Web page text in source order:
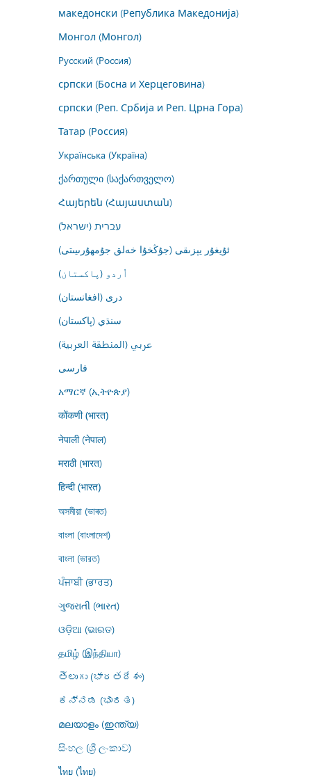
македонски (Република Македонија)
Монгол (Монгол)
Русский (Россия)
српски (Босна и Херцеговина)
српски (Реп. Србија и Реп. Црна Гора)
Татар (Россия)
Українська (Україна)
ქართული (საქართველო)
Հայերեն (Հայաստան)
עברית (ישראל)
ئۇيغۇر يېزىقى (جۇڭخۇا خەلق جۇمھۇرىيىتى)
اُردو (پاکستان)
درى (افغانستان)
سنڌي (پاکستان)
عربي (المنطقة العربية)
فارسى
አማርኛ (ኢትዮጵያ)
कोंकणी (भारत)
नेपाली (नेपाल)
मराठी (भारत)
हिन्दी (भारत)
অসমীয়া (ভাৰত)
বাংলা (বাংলাদেশ)
বাংলা (ভারত)
ਪੰਜਾਬੀ (ਭਾਰਤ)
ગુજરાતી (ભારત)
ଓଡ଼ିଆ (ଭାରତ)
தமிழ் (இந்தியா)
తెలుగు (భారతదేశం)
ಕನ್ನಡ (ಭಾರತ)
മലയാളം (ഇന്ത്യ)
සිංහල (ශ්‍රී ලංකාව)
ไทย (ไทย)